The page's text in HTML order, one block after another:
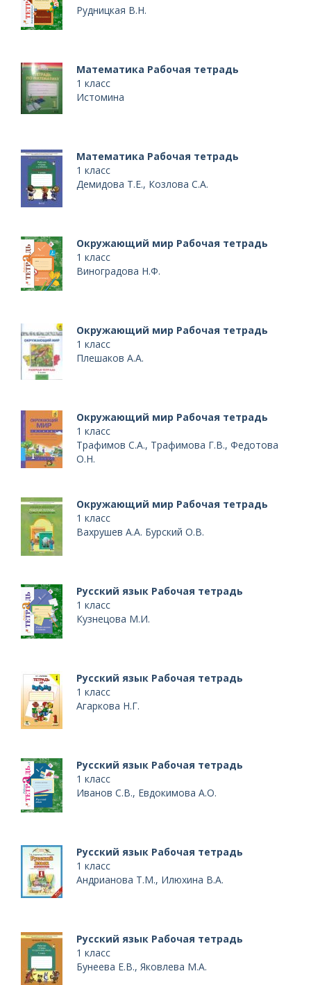
Рудницкая В.Н.
Математика Рабочая тетрадь
1 класс
Истомина
Математика Рабочая тетрадь
1 класс
Демидова Т.Е., Козлова С.А.
Окружающий мир Рабочая тетрадь
1 класс
Виноградова Н.Ф.
Окружающий мир Рабочая тетрадь
1 класс
Плешаков А.А.
Окружающий мир Рабочая тетрадь
1 класс
Трафимов С.А., Трафимова Г.В., Федотова
О.Н.
Окружающий мир Рабочая тетрадь
1 класс
Вахрушев А.А. Бурский О.В.
Русский язык Рабочая тетрадь
1 класс
Кузнецова М.И.
Русский язык Рабочая тетрадь
1 класс
Агаркова Н.Г.
Русский язык Рабочая тетрадь
1 класс
Иванов С.В., Евдокимова А.О.
Русский язык Рабочая тетрадь
1 класс
Андрианова Т.М., Илюхина В.А.
Русский язык Рабочая тетрадь
1 класс
Бунеева Е.В., Яковлева М.А.